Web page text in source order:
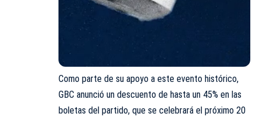
Como parte de su apoyo a este evento histórico,
GBC anunció un descuento de hasta un 45% en las
boletas del partido, que se celebrará el próximo 20